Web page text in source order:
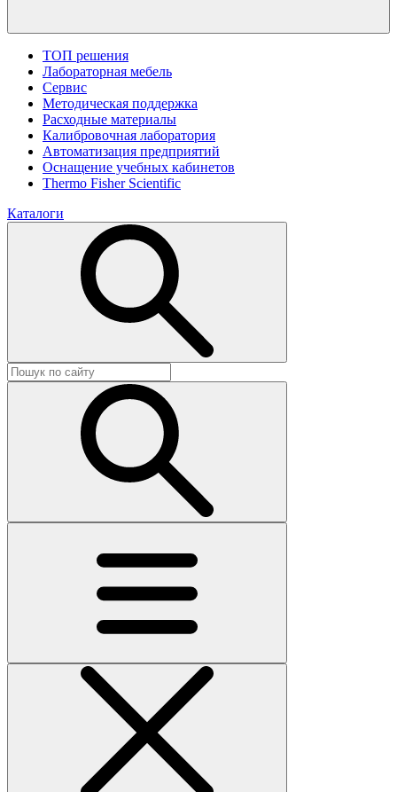
ТОП решения
Лабораторная мебель
Сервис
Методическая поддержка
Расходные материалы
Калибровочная лаборатория
Автоматизация предприятий
Оснащение учебных кабинетов
Thermo Fisher Scientific
Каталоги